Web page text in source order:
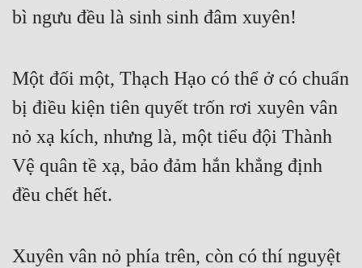
bì ngưu đều là sinh sinh đâm xuyên!
Một đối một, Thạch Hạo có thể ở có chuẩn
bị điều kiện tiên quyết trốn rơi xuyên vân
nỏ xạ kích, nhưng là, một tiểu đội Thành
Vệ quân tề xạ, bảo đảm hắn khẳng định
đều chết hết.
Xuyên vân nỏ phía trên, còn có thí nguyệt